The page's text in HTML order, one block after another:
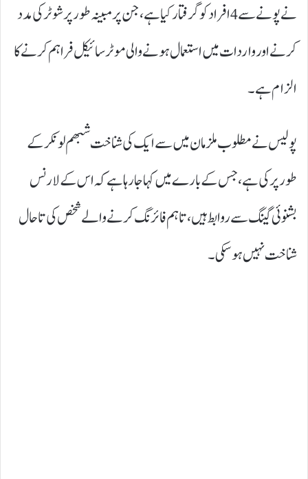
نے پونے سے 4 افراد کو گرفتار کیا ہے، جن پر مبینہ طور پر شوٹر کی مدد
کرنے اور واردات میں استعمال ہونے والی موٹر سائیکل فراہم کرنے کا
الزام ہے۔
پولیس نے مطلوب ملزمان میں سے ایک کی شناخت شبھم لونکر کے
طور پر کی ہے، جس کے بارے میں کہا جا رہا ہے کہ اس کے لارنس
بشنوئی گینگ سے روابط ہیں، تاہم فائرنگ کرنے والے شخص کی تاحال
شناخت نہیں ہو سکی۔